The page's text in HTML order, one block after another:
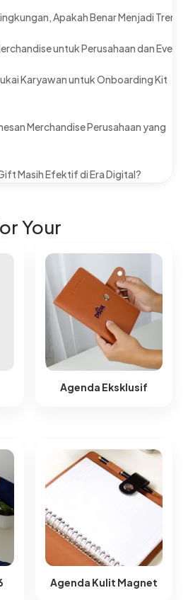
Apakah Benar Menjadi Tren?
untuk Perusahaan dan Event
Karyawan untuk Onboarding Kit
Merchandise Perusahaan yang
Masih Efektif di Era Digital?
Your
Agenda Eksklusif
Agenda Kulit Magnet​